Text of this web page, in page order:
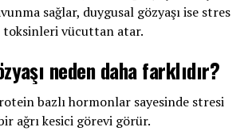
sağlar, duygusal gözyaşı ise stres
toksinleri vücuttan atar.
neden daha farklıdır?
bazlı hormonlar sayesinde stresi
ağrı kesici görevi görür.